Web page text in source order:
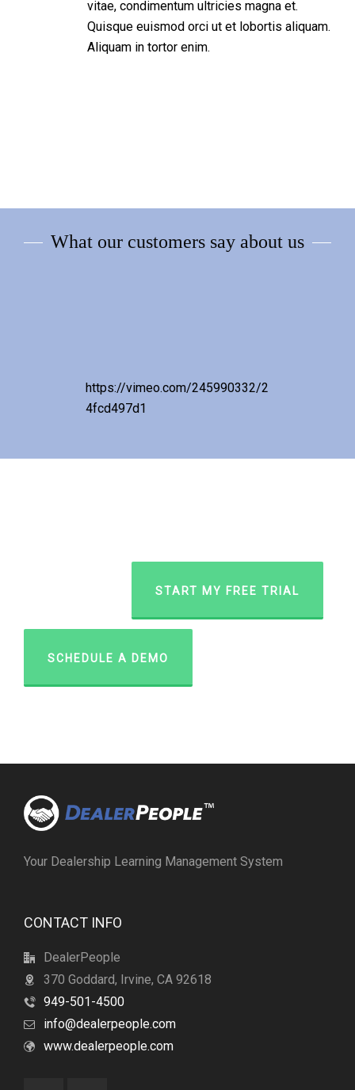
vitae, condimentum ultricies magna et.
Quisque euismod orci ut et lobortis aliquam.
Aliquam in tortor enim.
What our customers say about us
https://vimeo.com/245990332/2
4fcd497d1
START MY FREE TRIAL
SCHEDULE A DEMO
Your Dealership Learning Management System
CONTACT INFO
DealerPeople
370 Goddard, Irvine, CA 92618
949-501-4500
info@dealerpeople.com
www.dealerpeople.com